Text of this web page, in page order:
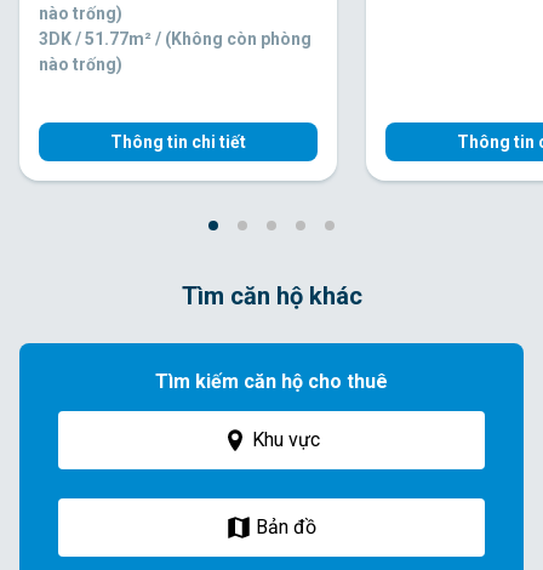
nào trống)
3DK / 51.77m² / (Không còn phòng
nào trống)
Thông tin chi tiết Thông tin
Tìm căn hộ khác
Tìm kiếm căn hộ cho thuê
Khu vực
Bản đồ